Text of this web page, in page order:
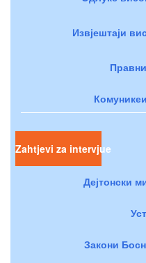
Извјештаји
Zahtjevi za intervjue
Дејтонски
Закони